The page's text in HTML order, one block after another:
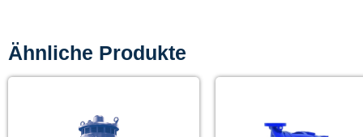
Ähnliche Produkte